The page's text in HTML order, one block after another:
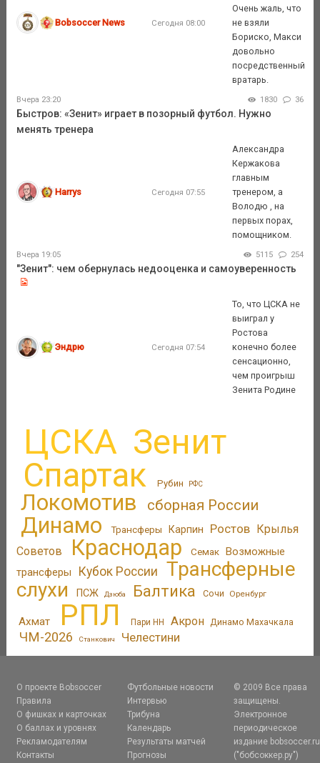
Bobsoccer News Сегодня 08:00
Очень жаль, что
не взяли
Бориско, Макси
довольно
посредственный
вратарь.
Вчера 23:20 1830 36
Быстров: «Зенит» играет в позорный футбол. Нужно
менять тренера
Harrys Сегодня 07:55
Александра
Кержакова
главным
тренером, а
Володю , на
первых порах,
помощником.
Вчера 19:05 5115 254
"Зенит": чем обернулась недооценка и самоуверенность
Эндрю Сегодня 07:54
То, что ЦСКА не
выиграл у
Ростова
конечно более
сенсационно,
чем проигрыш
Зенита Родине
ЦСКА Зенит
Спартак Рубин РФС
Локомотив сборная России
Динамо Трансферы Карпин Ростов Крылья
Советов
Краснодар Семак Возможные
трансферы
Кубок России
Трансферные
слухи
ПСЖ Дзюба Балтика Сочи Оренбург
Ахмат РПЛ Пари НН Акрон Динамо Махачкала
ЧМ-2026 Станкович Челестини
О проекте Bobsoccer
Правила
О фишках и карточках
О баллах и уровнях
Рекламодателям
Контакты
Футбольные новости
Интервью
Трибуна
Календарь
Результаты матчей
Прогнозы
© 2009 Все права
защищены.
Электронное
периодическое
издание bobsoccer.ru
("бобсоккер.ру")